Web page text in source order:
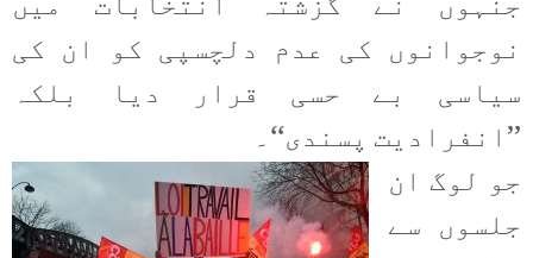
نوجوانوں کی عدم دلچسپی کو ان کی
سیاسی بے حسی قرار دیا بلکہ
’’انفرادیت پسندی‘‘۔
جو لوگ ان
جلسوں سے